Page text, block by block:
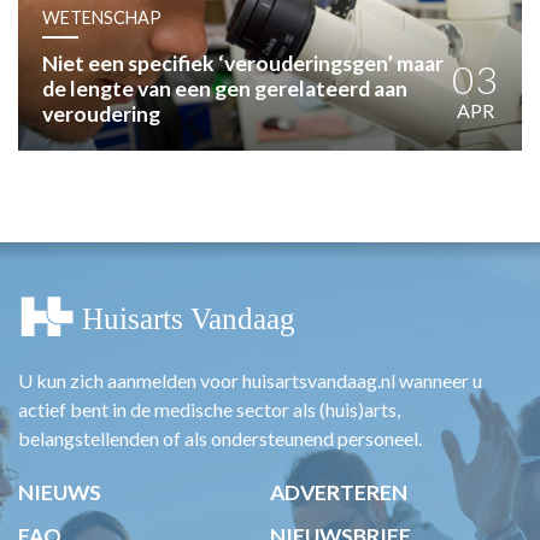
PRAKTIJKZAKEN
TARIEVEN
VPHUISARTSEN
MEDISCHE VAKHANDEL
WETENSCHAP
Niet een specifiek ‘verouderingsgen’ maar
de lengte van een gen gerelateerd aan
veroudering
03
APR
U kun zich aanmelden voor huisartsvandaag.nl wanneer u
actief bent in de medische sector als (huis)arts,
belangstellenden of als ondersteunend personeel.
NIEUWS
ADVERTEREN